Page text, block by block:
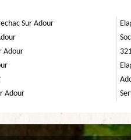
Sur Adour
Adour
Adour